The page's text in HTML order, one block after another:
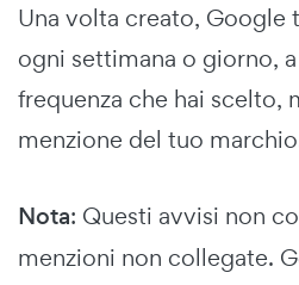
Una volta creato, Google
ogni settimana o giorno,
frequenza che hai scelto,
menzione del tuo
Nota: Questi avvisi non
menzioni non collegate.